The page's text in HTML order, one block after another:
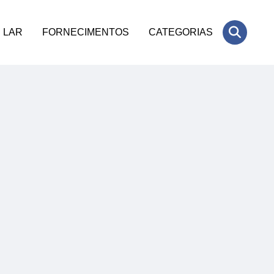
LAR FORNECIMENTOS CATEGORIAS